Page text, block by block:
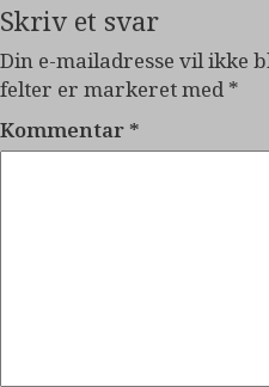
Skriv et svar
Din e-mailadresse vil ikke
felter er markeret med *
Kommentar *